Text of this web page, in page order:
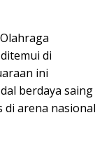
di
ini
berdaya saing
arena nasional